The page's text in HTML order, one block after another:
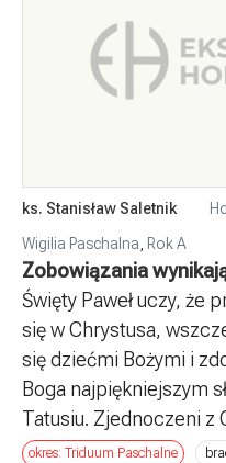
ks. Stanisław Saletnik
Wigilia Paschalna
Rok A
Zobowiązania
Święty Paweł uczy, że
się w Chrystusa,
się dziećmi Bożymi i
Boga najpiękniejszym
Tatusiu. Zjednoczeni z
okres: Triduum Paschalne